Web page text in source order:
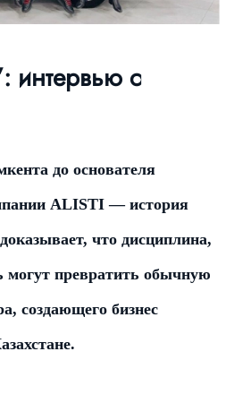
интервью с
до основателя
ALISTI — история
что дисциплина,
могут превратить обычную
создающего бизнес